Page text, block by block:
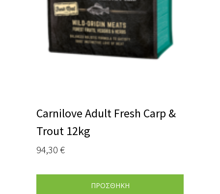
Carnilove Adult Fresh Carp &
Trout 12kg
94,30 €
ΠΡΟΣΘΗΚΗ